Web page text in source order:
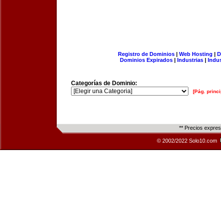
Registro de Dominios| Web Hosting |
Dominios Expirados | Industrias |
Categorías de Dominio:
[Pág.
** Precios
© 2002/2022 Solo10.com